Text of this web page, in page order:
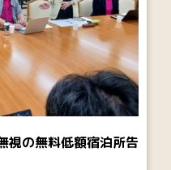
視の無料低額宿泊所告